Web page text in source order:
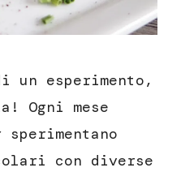
un esperimento,
Ogni mese
sperimentano
con diverse